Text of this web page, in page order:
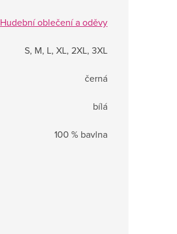
Hudební oblečení a oděvy
S, M, L, XL, 2XL, 3XL
černá
bílá
100 % bavlna